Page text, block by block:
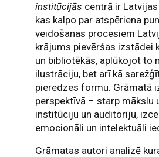
institūcijās centrā ir
kas kalpo par atspēriena
veidošanas procesiem
krājums pievēršas izstādei
un bibliotēkās, aplūkojot to
ilustrāciju, bet arī kā
pieredzes formu. Grāmatā
perspektīvā – starp mākslu
institūciju un auditoriju,
emocionāli un intelektuāli
Grāmatas autori analizē